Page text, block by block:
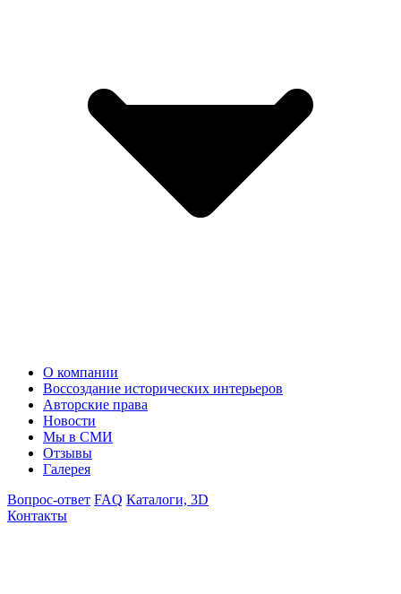
О компании
Воссоздание исторических интерьеров
Авторские права
Новости
Мы в СМИ
Отзывы
Галерея
Вопрос-ответ FAQ Каталоги, 3D
Контакты